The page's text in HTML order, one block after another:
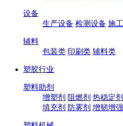
设备
生产设备 检测设备 施
辅料
包装类 印刷类 辅料类
塑胶行业
塑料助剂
增塑剂 阻燃剂 热稳定剂
填充剂 防雾剂 增韧增